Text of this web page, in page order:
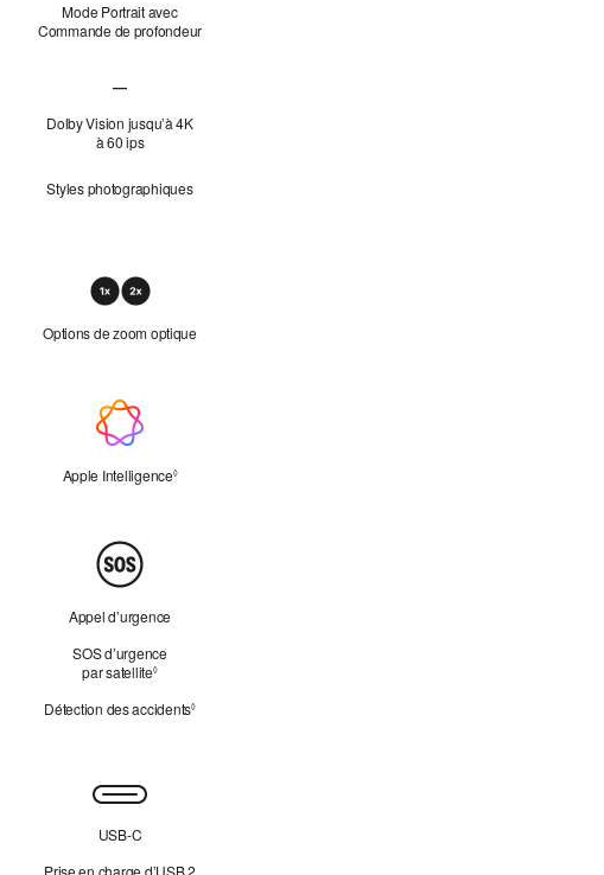
Mode Portrait avec
Commande de profondeur
—
Dolby Vision jusqu’à 4K
à 60 ips
Styles photographiques
Options de zoom optique
Apple Intelligence◊Renvoi aux mentions légales
légales
Appel d’urgence
SOS d’urgence
par satellite◊Renvoi aux mentions légales
Détection des accidents◊Renvoi aux mentions légales
USB‑C
Prise en charge d’USB 2